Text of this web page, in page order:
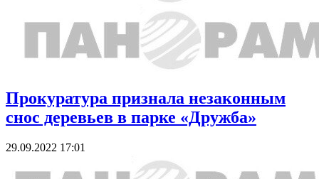
Прокуратура признала незаконным
снос деревьев в парке «Дружба»
29.09.2022 17:01